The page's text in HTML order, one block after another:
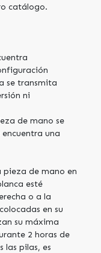
catálogo.
se transmita
ni
de mano se
una
apagado.
de mano en
esté
o a la
en su
su máxima
2 horas de
pilas, es